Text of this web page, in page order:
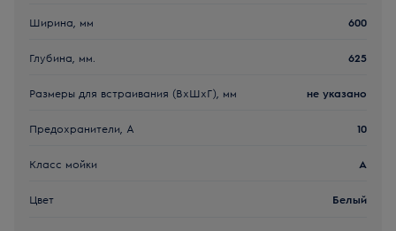
Ширина, мм 600
Глубина, мм. 625
Размеры для встраивания (ВхШхГ), мм не указано
Предохранители, А 10
Класс мойки A
Цвет Белый